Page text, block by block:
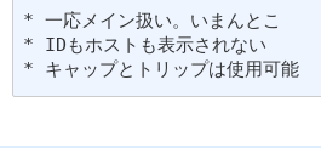
* 一応メイン扱い。いまんとこ
* IDもホストも表示されない
* キャップとトリップは使用可能